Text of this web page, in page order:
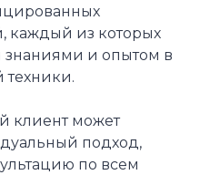
каждый из которых
и опытом в
техники.
клиент может
подход,
по всем